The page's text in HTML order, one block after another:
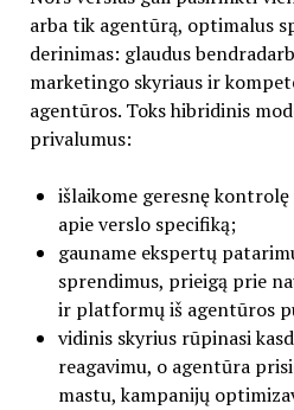
arba tik agentūrą, optimalus
derinimas: glaudus
marketingo skyriaus ir
agentūros. Toks hibridinis
privalumus:
išlaikome geresnę
apie verslo specifiką;
gauname ekspertų
sprendimus, prieigą prie
ir platformų iš agentūros
vidinis skyrius rūpinasi
reagavimu, o agentūra
mastu, kampanijų